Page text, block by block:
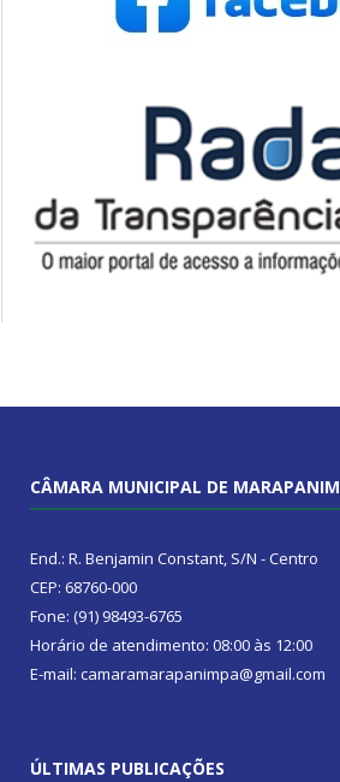
CÂMARA MUNICIPAL DE MARAPANIM
End.: R. Benjamin Constant, S/N - Centro
CEP: 68760-000
Fone: (91) 98493-6765
Horário de atendimento: 08:00 às 12:00
E-mail: camaramarapanimpa@gmail.com
ÚLTIMAS PUBLICAÇÕES